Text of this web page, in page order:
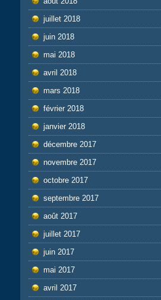
juillet 2018
juin 2018
mai 2018
avril 2018
mars 2018
février 2018
janvier 2018
décembre 2017
novembre 2017
octobre 2017
septembre 2017
août 2017
juillet 2017
juin 2017
mai 2017
avril 2017